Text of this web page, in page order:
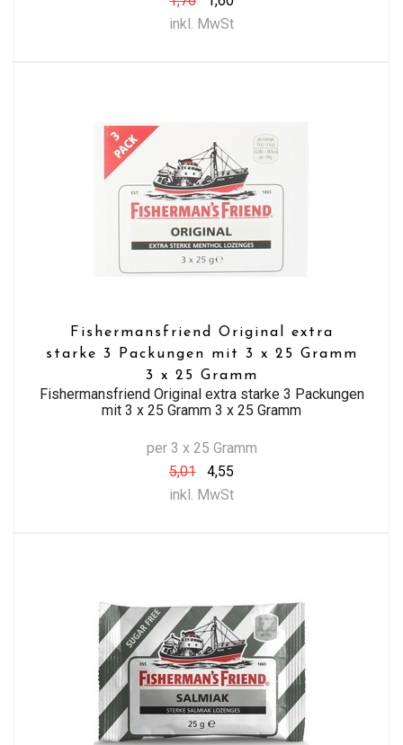
inkl. MwSt
Fishermansfriend Original extra
starke 3 Packungen mit 3 x 25 Gramm
3 x 25 Gramm
Fishermansfriend Original extra starke 3 Packungen
mit 3 x 25 Gramm 3 x 25 Gramm
per 3 x 25 Gramm
5,01
4,55
inkl. MwSt